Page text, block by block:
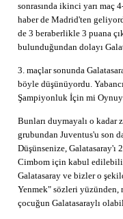
sonrasında ikinci yarı maç
haber de Madrid'ten
de 3 beraberlikle 3 puana
bulunduğundan dolayı
3. maçlar sonunda
böyle düşünüyordu.
Şampiyonluk İçin mi
Bunları duymayalı o kadar
grubundan Juventus'u son
Düşünsenize, Galatasaray'ı
Cimbom için kabul
Galatasaray ve bizler o
Yenmek" sözleri yüzünden,
çocuğun Galatasaraylı